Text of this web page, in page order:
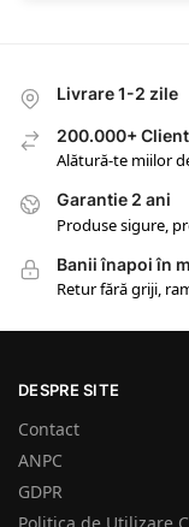
Livrare 1-2 zile
200.000+
Alătură-te miilor
Garantie 2 ani
Produse sigure,
Banii înapoi în
Retur fără griji,
DESPRE SITE
Contact
ANPC
GDPR